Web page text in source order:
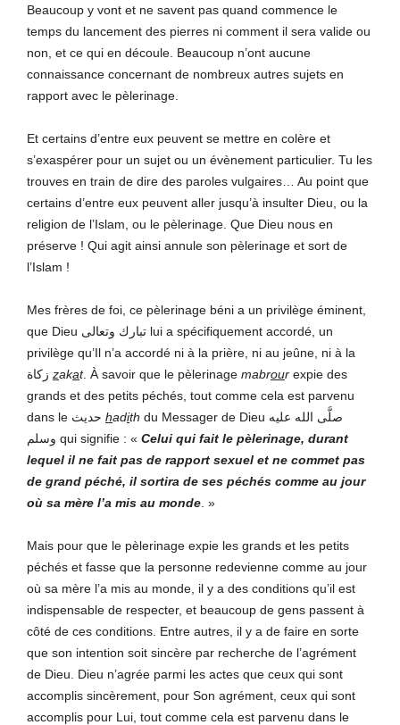
Beaucoup y vont et ne savent pas quand commence le
temps du lancement des pierres ni comment il sera valide ou
non, et ce qui en découle. Beaucoup n’ont aucune
connaissance concernant de nombreux autres sujets en
rapport avec le pèlerinage.
Et certains d’entre eux peuvent se mettre en colère et
s’exaspérer pour un sujet ou un évènement particulier. Tu les
trouves en train de dire des paroles vulgaires… Au point que
certains d’entre eux peuvent aller jusqu’à insulter Dieu, ou la
religion de l’Islam, ou le pèlerinage. Que Dieu nous en
préserve ! Qui agit ainsi annule son pèlerinage et sort de
l’Islam !
Mes frères de foi, ce pèlerinage béni a un privilège éminent,
que Dieu تبارك وتعالى lui a spécifiquement accordé, un
privilège qu’Il n’a accordé ni à la prière, ni au jeûne, ni à la
زكاة zakat. À savoir que le pèlerinage mabrour expie des
grands et des petits péchés, tout comme cela est parvenu
dans le حديث hadith du Messager de Dieu صلَّى الله عليه
وسلم qui signifie : « Celui qui fait le pèlerinage, durant
lequel il ne fait pas de rapport sexuel et ne commet pas
de grand péché, il sortira de ses péchés comme au jour
où sa mère l’a mis au monde . »
Mais pour que le pèlerinage expie les grands et les petits
péchés et fasse que la personne redevienne comme au jour
où sa mère l’a mis au monde, il y a des conditions qu’il est
indispensable de respecter, et beaucoup de gens passent à
côté de ces conditions. Entre autres, il y a de faire en sorte
que son intention soit sincère par recherche de l’agrément
de Dieu. Dieu n’agrée parmi les actes que ceux qui sont
accomplis sincèrement, pour Son agrément, ceux qui sont
accomplis pour Lui, tout comme cela est parvenu dans le